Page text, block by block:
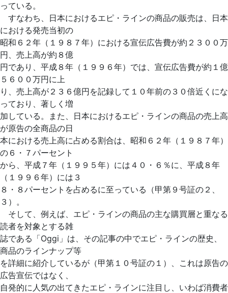
っている。
すなわち、日本におけるエピ・ラインの商品の販売は、日本
における発売当初の
昭和６２年（１９８７年）における宣伝広告費が約２３００万
円、売上高が約８億
円であり、平成８年（１９９６年）では、宣伝広告費が約１億
５６００万円に上
り、売上高が２３６億円を記録して１０年前の３０倍近くにな
っており、著しく増
加している。また、日本におけるエピ・ラインの商品の売上高
が原告の全商品の日
本における売上高に占める割合は、昭和６２年（１９８７年）
の６・７パーセント
から、平成７年（１９９５年）には４０・６％に、平成８年
（１９９６年）には３
８・８パーセントを占めるに至っている（甲第９号証の２、
３）。
そして、例えば、エピ・ラインの商品の主な購買層と重なる
読者を対象とする雑
誌である「Oggi」は、その記事の中でエピ・ラインの歴史、
商品のラインナップ等
を詳細に紹介しているが（甲第１０号証の１）、これは原告の
広告宣伝ではなく、
自発的に人気の出てきたエピ・ラインに注目し、いわば消費者